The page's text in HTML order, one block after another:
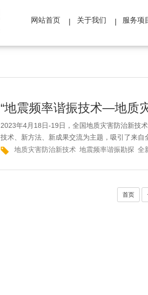
网站首页 关于我们 服务项
2023年4月18日-19日，全国地质灾害防治新技
技术、新方法、新成果交流为主题，吸引了来自
地质灾害防治新技术 地震频率谐振勘探 全
首页